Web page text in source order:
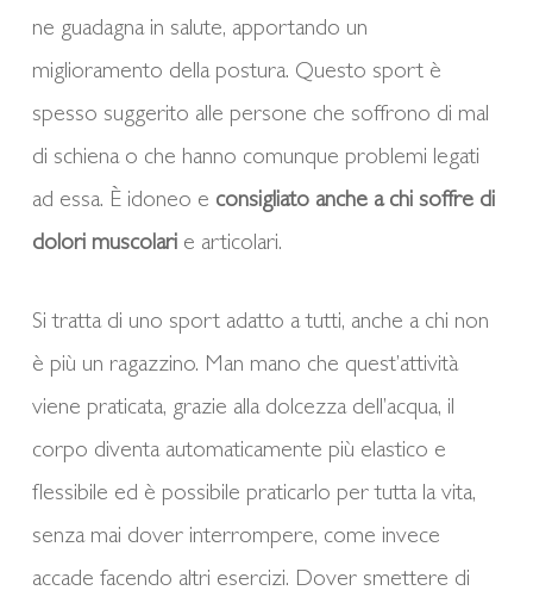
ne guadagna in salute, apportando un
miglioramento della postura. Questo sport è
spesso suggerito alle persone che soffrono di mal
di schiena o che hanno comunque problemi legati
ad essa. È idoneo e consigliato anche a chi soffre di
dolori muscolarie articolari.
Si tratta di uno sport adatto a tutti, anche a chi non
è più un ragazzino. Man mano che quest’attività
viene praticata, grazie alla dolcezza dell’acqua, il
corpo diventa automaticamente più elastico e
flessibile ed è possibile praticarlo per tutta la vita,
senza mai dover interrompere, come invece
accade facendo altri esercizi. Dover smettere di